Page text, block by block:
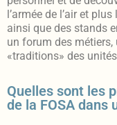
l’armée de l’air et
ainsi que des stands
un forum des
«traditions» des
Quelles sont les
de la FOSA dans